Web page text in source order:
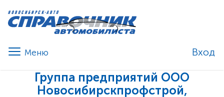
Вход
Группа предприятий ООО
Новосибирскпрофстрой,